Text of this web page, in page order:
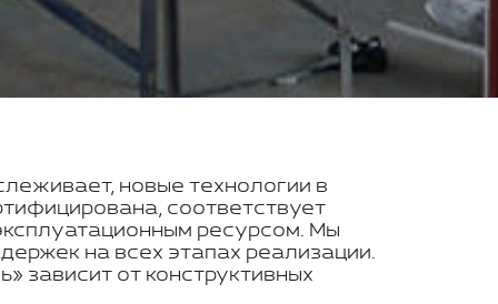
новые технологии в
соответствует
ресурсом. Мы
на всех этапах реализации.
зависит от конструктивных